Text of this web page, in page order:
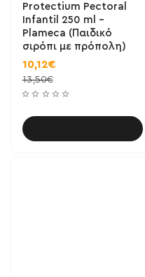
Protectium Pectoral
Infantil 250 ml -
Plameca (Παιδικό
σιρόπι με πρόπολη)
10,12€
13,50€